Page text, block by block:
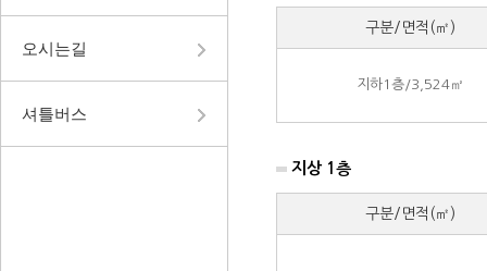
오시는길
셔틀버스
구분/면적(㎡)
지하1층/3,524㎡
지상 1층
구분/면적(㎡)